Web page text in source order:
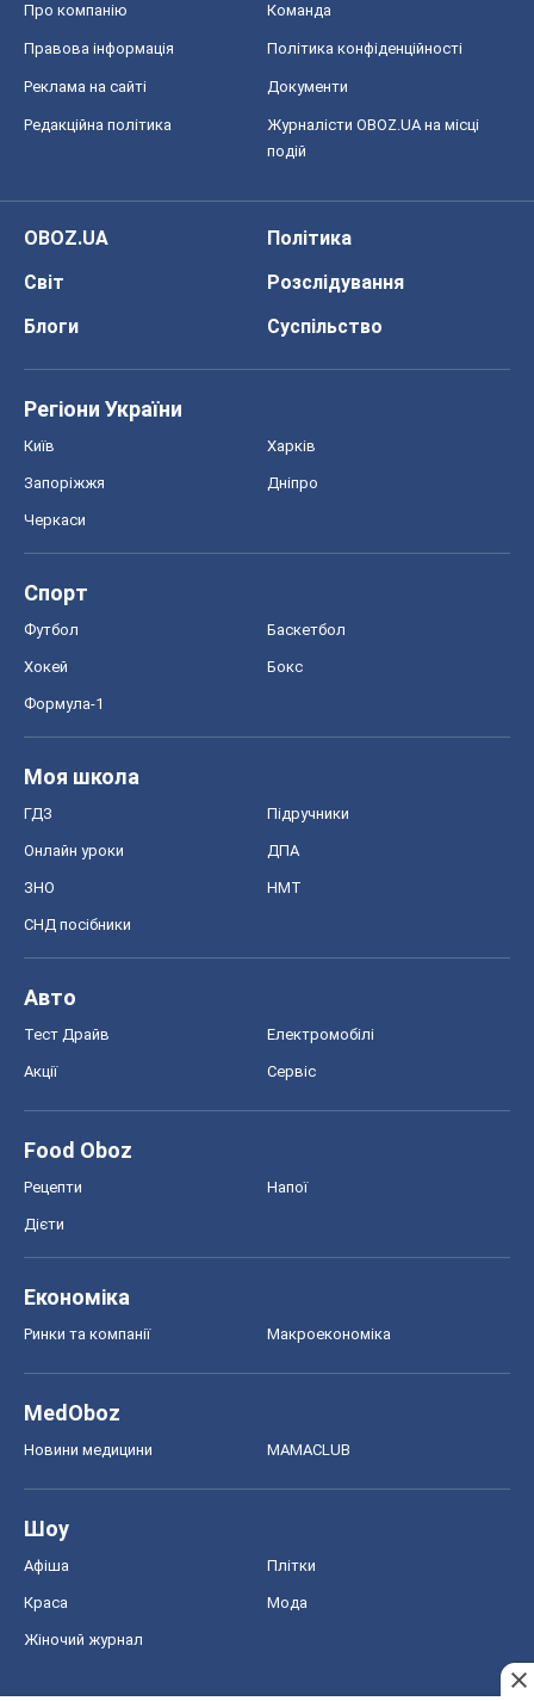
Про компанію Команда
Правова інформація Політика конфіденційності
Реклама на сайті Документи
Редакційна політика
Журналісти OBOZ.UA на місці
подій
OBOZ.UA
Політика
Світ
Розслідування
Блоги
Суспільство
Регіони України
Київ Харків
Запоріжжя Дніпро
Черкаси
Спорт
Футбол Баскетбол
Хокей Бокс
Формула-1
Моя школа
ГДЗ Підручники
Онлайн уроки ДПА
ЗНО НМТ
СНД посібники
Авто
Тест Драйв Електромобілі
Акції Сервіс
Food Oboz
Рецепти Напої
Дієти
Економіка
Ринки та компанії Макроекономіка
MedOboz
Новини медицини MAMACLUB
Шоу
Афіша Плітки
Краса Мода
Жіночий журнал